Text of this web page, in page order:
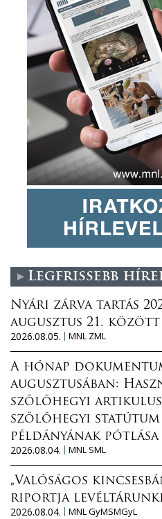
Legfrissebb
Nyári zárva tartás
augusztus 21. között
2026.08.05.
MNL ZML
A hónap
augusztusában:
szőlőhegyi
szőlőhegyi
példányának pótlása
2026.08.04.
MNL SML
„Valóságos
riportja
2026.08.04.
MNL GyMSMGyL